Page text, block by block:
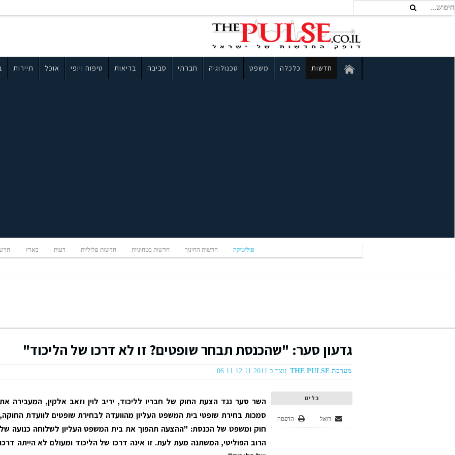
חדשות כלכלה משפט טכנולוגיה חברתי סביבה בריאות טיפוח ויופי אוכל תיירות
פוליטיקה חדשות החינוך חדשות בטחוניות חדשות פליליות דעות בארץ
גדעון סער: "שהכנסת תבחר שופטים? זו לא דרכו של הליכוד"
מערכת THE PULSE נוצר ב 12.11.2011 06:11
כלים
הדפסה דואל
השר סער נגד הצעת החוק של חבריו לליכוד, יריב לוין וזאב אלקין, המעבירה את
סמכות בחירת שופטי בית המשפט העליון מהוועדה לבחירת שופטים לוועדת החוקה,
חוק ומשפט של הכנסת: "ההצעה תהפוך את בית המשפט העליון לשלוחה כנועה של
הרוב הפוליטי, המשתנה מעת לעת. זו אינה דרכו של הליכוד ומעולם לא הייתה דרכו